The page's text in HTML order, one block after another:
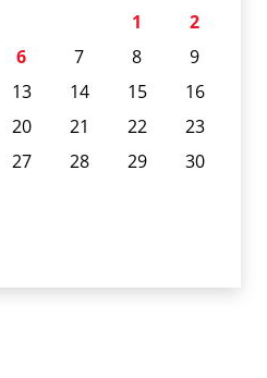
1
2
6 7 8
9
13 14 15
16
20 21 22
23
27 28 29
30